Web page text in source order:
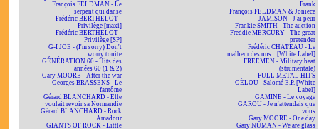
François FELDMAN - Le
serpent qui danse
Frédéric BERTHELOT -
Privilège [maxi]
Frédéric BERTHELOT -
Privilège [SP]
G-I JOE - (I'm sorry) Don't
worry tonite
GÉNÉRATION 60 - Hits des
années 60 (1 & 2)
Gary MOORE - After the war
Georges BRASSENS - Le
fantôme
Gérard BLANCHARD - Elle
voulait revoir sa Normandie
Gérard BLANCHARD - Rock
Amadour
GIANTS OF ROCK - Little
Frank
François FELDMAN & Joniece
JAMISON - J'ai peur
Frankie SMITH - The auction
Freddie MERCURY - The great
pretender
Frédéric CHATEAU - Le
malheur des uns... [White Label]
FREEMEN - Military beat
(strumentale)
FULL METAL HITS
GÉLOU - Salomé E.P. [White
Label]
GAMINE - Le voyage
GAROU - Je n'attendais que
vous
Gary MOORE - One day
Gary NUMAN - We are glass